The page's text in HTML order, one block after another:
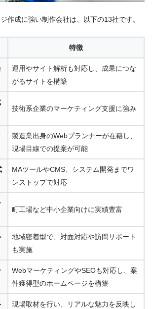
作成に強い制作会社は、以下の13社です。
特徴
運用やサイト解析も対応し、成果につな
がるサイトを構築
技術系企業のマーケティング支援に強み
製造業出身のWebプランナーが在籍し、
現場目線での提案が可能
MAツールやCMS、システム開発までワ
ンストップで対応
町工場など中小企業向けに実績豊富
地域密着型で、対面対応や訪問サポート
も実施
WebマーケティングやSEOも対応し、案
件獲得型のホームページを構築
現場取材を行い、リアルな魅力を反映し